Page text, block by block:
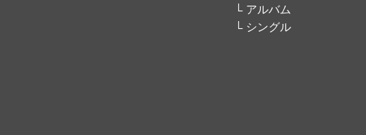
アルバム
シングル